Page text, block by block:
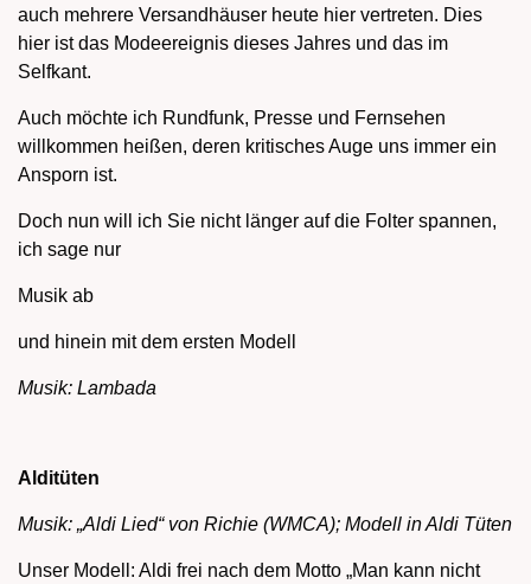
auch mehrere Versandhäuser heute hier vertreten. Dies
hier ist das Modeereignis dieses Jahres und das im
Selfkant.
Auch möchte ich Rundfunk, Presse und Fernsehen
willkommen heißen, deren kritisches Auge uns immer ein
Ansporn ist.
Doch nun will ich Sie nicht länger auf die Folter spannen,
ich sage nur
Musik ab
und hinein mit dem ersten Modell
Musik: Lambada
Alditüten
Musik: „Aldi Lied“ von Richie (WMCA); Modell in Aldi Tüten
Unser Modell: Aldi frei nach dem Motto „Man kann nicht